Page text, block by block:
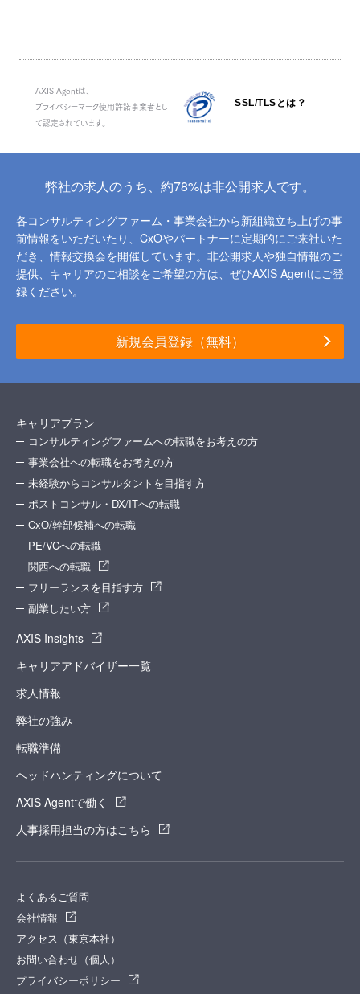
AXIS Agentは、
プライバシーマーク使用許諾事業者とし
て認定されています。
SSL/TLSとは？
弊社の求人のうち、約78%は非公開求人です。
各コンサルティングファーム・事業会社から新組織立ち上げの事
前情報をいただいたり、 CxOやパートナーに定期的にご来社いた
だき、情報交換会を開催しています。 非公開求人や独自情報のご
提供、キャリアのご相談をご希望の方は、ぜひAXIS Agentにご登
録ください。
新規会員登録（無料）
キャリアプラン
コンサルティングファームへの転職をお考えの方
事業会社への転職をお考えの方
未経験からコンサルタントを目指す方
ポストコンサル・DX/ITへの転職
CxO/幹部候補への転職
PE/VCへの転職
関西への転職
フリーランスを目指す方
副業したい方
AXIS Insights
キャリアアドバイザー一覧
求人情報
弊社の強み
転職準備
ヘッドハンティングについて
AXIS Agentで働く
人事採用担当の方はこちら
よくあるご質問
会社情報
アクセス（東京本社）
お問い合わせ（個人）
プライバシーポリシー